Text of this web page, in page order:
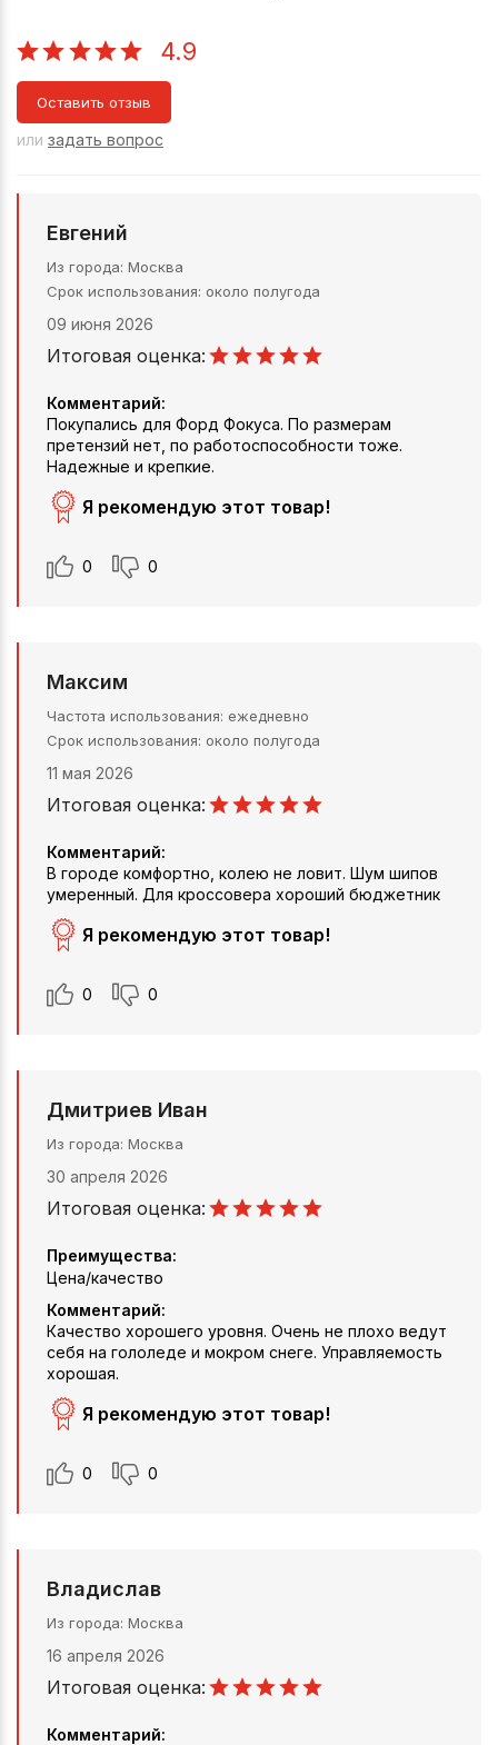
4.9
Оставить отзыв
или задать вопрос
Евгений
Из города Москва
Срок использования около полугода
09 июня 2026
Итоговая оценка:
Комментарий:
Покупались для Форд Фокуса. По размерам
претензий нет, по работоспособности тоже.
Надежные и крепкие.
Я рекомендую этот товар!
0 0
Максим
Частота использования ежедневно
Срок использования около полугода
11 мая 2026
Итоговая оценка:
Комментарий:
В городе комфортно, колею не ловит. Шум шипов
умеренный. Для кроссовера хороший бюджетник
Я рекомендую этот товар!
0 0
Дмитриев Иван
Из города Москва
30 апреля 2026
Итоговая оценка:
Преимущества:
Цена/качество
Комментарий:
Качество хорошего уровня. Очень не плохо ведут
себя на гололеде и мокром снеге. Управляемость
хорошая.
Я рекомендую этот товар!
0 0
Владислав
Из города Москва
16 апреля 2026
Итоговая оценка:
Комментарий: